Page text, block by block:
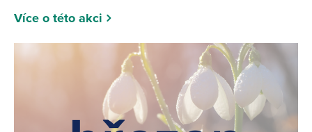
Více o této akci